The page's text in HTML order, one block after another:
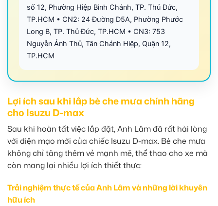
số 12, Phường Hiệp Bình Chánh, TP. Thủ Đức,
TP.HCM • CN2: 24 Đường D5A, Phường Phước
Long B, TP. Thủ Đức, TP.HCM • CN3: 753
Nguyễn Ảnh Thủ, Tân Chánh Hiệp, Quận 12,
TP.HCM
Lợi ích sau khi lắp bè che mưa chính hãng
cho Isuzu D-max
Sau khi hoàn tất việc lắp đặt, Anh Lâm đã rất hài lòng
với diện mạo mới của chiếc Isuzu D-max. Bè che mưa
không chỉ tăng thêm vẻ mạnh mẽ, thể thao cho xe mà
còn mang lại nhiều lợi ích thiết thực:
Trải nghiệm thực tế của Anh Lâm và những lời khuyên
hữu ích